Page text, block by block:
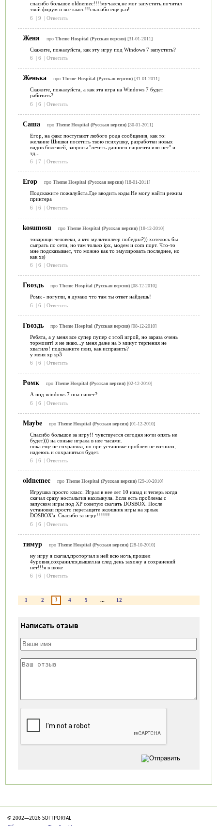
спасибо большое oldnemec!!!!мучался,не мог запустить,почитал
твой форум и всё класс!!!спасибо ещё раз!
6
| 9 | Ответить
Женя про Theme Hospital (Русская версия)[31-01-2011]
Скажите, пожалуйста, как эту игру под Windows 7 запустить?
6
| 6 | Ответить
Женька про Theme Hospital (Русская версия)[31-01-2011]
Скажите, пожалуйста, а как эта игра на Windows 7 будет
работать?
6
| 6 | Ответить
Саша про Theme Hospital (Русская версия)[30-01-2011]
Егор, на факс поступают любого рода сообщения, как то:
желание Шишки посетить твою психушку, разработки новых
видов болезней, запросы "лечить данного пациента или нет" и
тд...
6
| 7 | Ответить
Егор про Theme Hospital (Русская версия)[18-01-2011]
Подскажите пожалуйста.Где вводить коды.Не могу найти режим
принтера
6
| 6 | Ответить
kosumosu про Theme Hospital (Русская версия)[18-12-2010]
товарищи человеки, а кто мультиплеер победил?)) хотелось бы
сыграть по сети, но там только ipx, модем и com порт. Что-то
мне подсказывает, что можно как то эмулировать последнее, но
как хз)
6
| 6 | Ответить
Гвоздь про Theme Hospital (Русская версия)[08-12-2010]
Ромк - погугли, я думаю что там ты ответ найдешь!
6
| 6 | Ответить
Гвоздь про Theme Hospital (Русская версия)[08-12-2010]
Ребята, а у меня все супер пупер с этой игрой, но зараза очень
тормозит! я не знаю...у меня даже на 5 минут терпения не
хватило! подскажите плиз, как исправить?
у меня хр sp3
6
| 6 | Ответить
Ромк про Theme Hospital (Русская версия)[02-12-2010]
А под windows 7 она пашет?
6
| 6 | Ответить
Maybe про Theme Hospital (Русская версия)[01-12-2010]
Спасибо большое за игру!! чувствуется сегодня ночи опять не
будет))) на соньке играла в нее часами.
пока еще не сохраняла, но при установке проблем не вознило,
надеюсь и сохраняться будет.
6
| 6 | Ответить
oldnemec про Theme Hospital (Русская версия)[29-10-2010]
Игрушка просто класс. Играл в нее лет 10 назад и теперь когда
скачал сразу ностальгия нахлынула. Если есть проблемы с
запуском игры под ХР советую скачать DOSBOX. После
установки просто перетащите экзэшник игры на ярлык
DOSBOX'а. Спасибо за игру!!!!!!!
6
| 6 | Ответить
тимур про Theme Hospital (Русская версия)[28-10-2010]
ну игру я скачал,проторчал в ней всю ночь,прошел
4уровня,сохранился,вышел.на след день захожу а сохранений
нет!!!я в шоке
6
| 6 | Ответить
1 2 3 4 5 ... 12
Написать отзыв
© 2002—2026 SOFTPORTAL